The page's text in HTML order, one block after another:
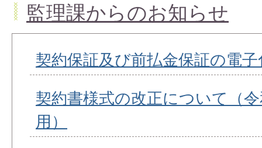
監理課からのお知らせ
契約保証及び前払金保証の電
契約書様式の改正について（
用）